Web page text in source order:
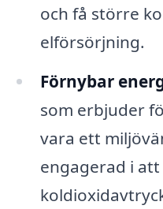
och få större
elförsörjning.
Förnybar
som erbjuder
vara ett
engagerad i